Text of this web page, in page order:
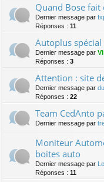
Quand Bose fait
Dernier message par
Réponses : 11
Autoplus
Dernier message par
Réponses : 3
Attention : site
Dernier message par
Réponses : 22
Team CedAnto
Dernier message par
Moniteur
boites auto
Dernier message par
Réponses : 11